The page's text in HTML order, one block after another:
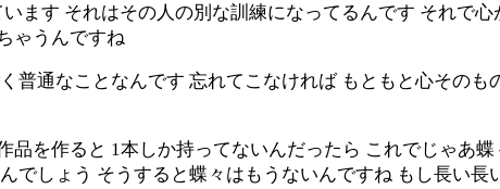
ます それはその人の別な訓練になってるんです それで
ゃうんですね
通なことなんです 忘れてこなければ もともと心そのも
を作ると 1本しか持ってないんだったら これでじゃあ
しょう そうすると蝶々はもうないんですね もし長い長